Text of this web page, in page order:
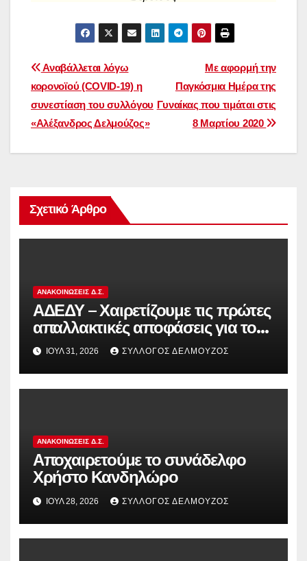
Πλοήγηση
άρθρων
Με αφορμή την
Παγκόσμια Ημέρα της
Γυναίκας που τιμάται στις
8 Μαρτίου 2020
Αναβάλλεται λόγω
κορονοϊού (COVID-19) η
συνεστίαση του συλλόγoυ
«Αλέξανδρος Δελμούζος»
Σχετικό Άρθρο
ΑΝΑΚΟΙΝΏΣΕΙΣ Δ.Σ.
ΑΔΕΔΥ – Χαιρετίζουμε τις πρώτες
απαλλακτικές αποφάσεις για τους
διωκόμενους εκπαιδευτικούς που
συμμετείχαν στον αγώνα ενάντια
στην αντιδραστική αξιολόγηση!
ΙΟΎΛ 31, 2026 ΣΎΛΛΟΓΟΣ ΔΕΛΜΟΎΖΟΣ
ΑΝΑΚΟΙΝΏΣΕΙΣ Δ.Σ.
Αποχαιρετούμε το συνάδελφο
Χρήστο Κανδηλώρο
ΙΟΎΛ 28, 2026 ΣΎΛΛΟΓΟΣ ΔΕΛΜΟΎΖΟΣ